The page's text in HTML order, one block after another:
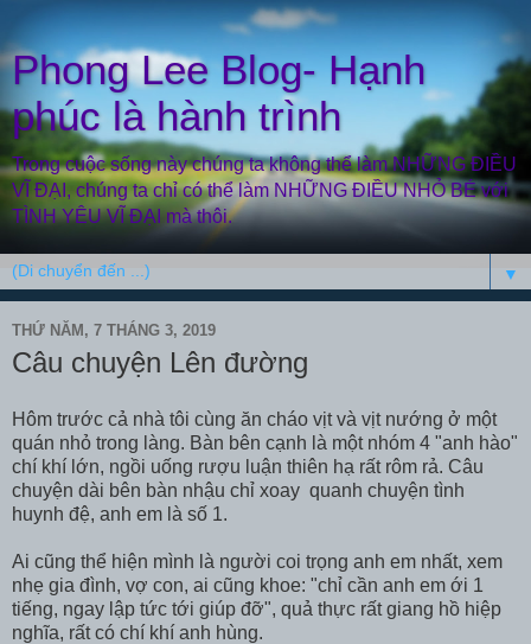
Phong Lee Blog- Hạnh
phúc là hành trình
Trong cuộc sống này chúng ta không thể làm NHỮNG ĐIỀU
VĨ ĐẠI, chúng ta chỉ có thể làm NHỮNG ĐIỀU NHỎ BÉ với
TÌNH YÊU VĨ ĐẠI mà thôi.
▼
THỨ NĂM, 7 THÁNG 3, 2019
Câu chuyện Lên đường
Hôm trước cả nhà tôi cùng ăn cháo vịt và vịt nướng ở một
quán nhỏ trong làng. Bàn bên cạnh là một nhóm 4 "anh hào"
chí khí lớn, ngồi uống rượu luận thiên hạ rất rôm rả. Câu
chuyện dài bên bàn nhậu chỉ xoay quanh chuyện tình
huynh đệ, anh em là số 1.
Ai cũng thể hiện mình là người coi trọng anh em nhất, xem
nhẹ gia đình, vợ con, ai cũng khoe: "chỉ cần anh em ới 1
tiếng, ngay lập tức tới giúp đỡ", quả thực rất giang hồ hiệp
nghĩa, rất có chí khí anh hùng.